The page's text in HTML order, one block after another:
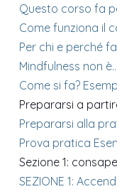
Questo corso fa
Come funziona il
Per chi e perché
Mindfulness non è..
Come si fa?
Prepararsi a
Prepararsi alla
Prova pratica
Sezione 1:
SEZIONE 1: